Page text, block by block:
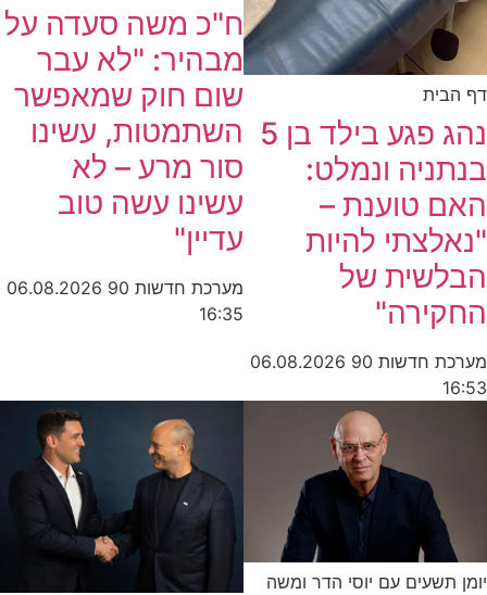
דף הבית
נהג פגע בילד בן 5
בנתניה ונמלט:
האם טוענת –
"נאלצתי להיות
הבלשית של
החקירה"
מערכת חדשות 90
06.08.2026
16:53
ח"כ משה סעדה על
מבהיר: "לא עבר
שום חוק שמאפשר
השתמטות, עשינו
סור מרע – לא
עשינו עשה טוב
עדיין"
מערכת חדשות 90
06.08.2026
16:35
יומן תשעים עם יוסי הדר ומשה